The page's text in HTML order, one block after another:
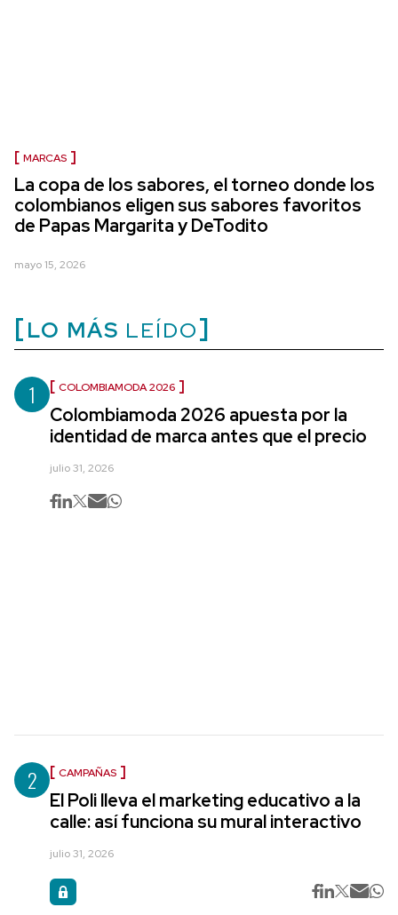
MARCAS
La copa de los sabores, el torneo donde los
colombianos eligen sus sabores favoritos
de Papas Margarita y DeTodito
mayo 15, 2026
LO MÁS LEÍDO
1 COLOMBIAMODA 2026
Colombiamoda 2026 apuesta por la
identidad de marca antes que el precio
julio 31, 2026
2 CAMPAÑAS
El Poli lleva el marketing educativo a la
calle: así funciona su mural interactivo
julio 31, 2026